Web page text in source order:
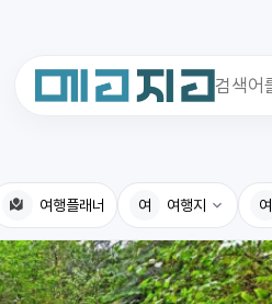
여행플래너 여 여행지
국내여행지
여
최근 검색어가 없습니다.